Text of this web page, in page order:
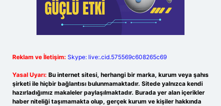
Reklam ve İletişim: Skype: live:.cid.575569c608265c69
Yasal Uyarı: Bu internet sitesi, herhangi bir marka, kurum veya şahıs
şirketi ile hiçbir bağlantısı bulunmamaktadır. Sitede yalnızca kendi
hazırladığımız makaleler paylaşılmaktadır. Burada yer alan içerikler
haber niteliği taşımamakta olup, gerçek kurum ve kişiler hakkında